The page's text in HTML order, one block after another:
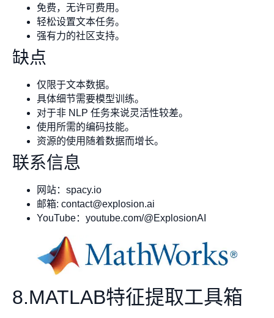
免费，无许可费用。
轻松设置文本任务。
强有力的社区支持。
缺点
仅限于文本数据。
具体细节需要模型训练。
对于非 NLP 任务来说灵活性较差。
使用所需的编码技能。
资源的使用随着数据而增长。
联系信息
网站：spacy.io
邮箱: contact@explosion.ai
YouTube：youtube.com/@ExplosionAI
8.MATLAB特征提取工具箱